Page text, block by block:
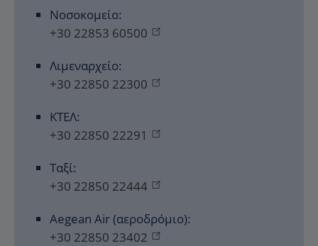
Νοσοκομείο:
+30 22853 60500
Λιμεναρχείο:
+30 22850 22300
ΚΤΕΛ:
+30 22850 22291
Ταξί:
+30 22850 22444
Aegean Air (αεροδρόμιο):
+30 22850 23402